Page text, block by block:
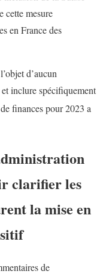
cette mesure
en France des
d’aucun
inclure spécifiquement
finances pour 2023 a
clarifier les
la mise en
de